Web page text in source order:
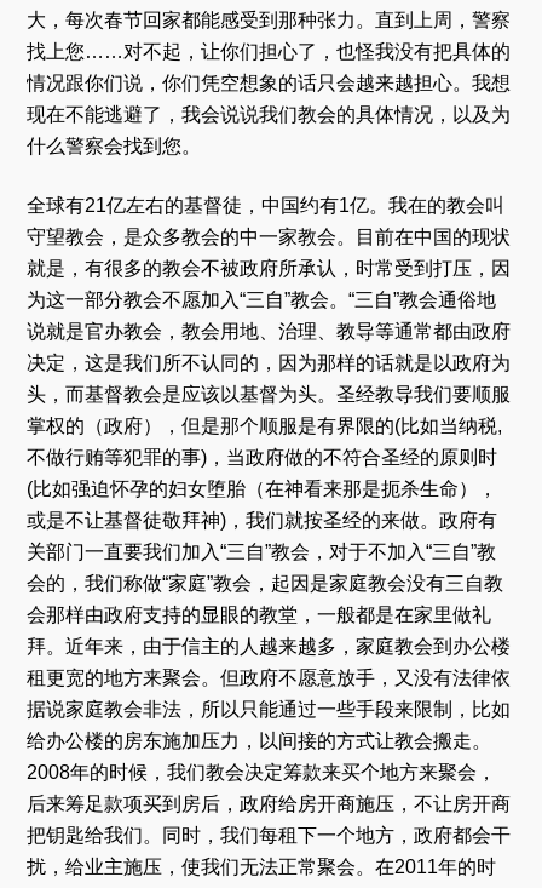
大，每次春节回家都能感受到那种张力。直到上周，警察
找上您……对不起，让你们担心了，也怪我没有把具体的
情况跟你们说，你们凭空想象的话只会越来越担心。我想
现在不能逃避了，我会说说我们教会的具体情况，以及为
什么警察会找到您。
全球有21亿左右的基督徒，中国约有1亿。我在的教会叫
守望教会，是众多教会的中一家教会。目前在中国的现状
就是，有很多的教会不被政府所承认，时常受到打压，因
为这一部分教会不愿加入“三自”教会。“三自”教会通俗地
说就是官办教会，教会用地、治理、教导等通常都由政府
决定，这是我们所不认同的，因为那样的话就是以政府为
头，而基督教会是应该以基督为头。圣经教导我们要顺服
掌权的（政府），但是那个顺服是有界限的(比如当纳税,
不做行贿等犯罪的事)，当政府做的不符合圣经的原则时
(比如强迫怀孕的妇女堕胎（在神看来那是扼杀生命），
或是不让基督徒敬拜神)，我们就按圣经的来做。政府有
关部门一直要我们加入“三自”教会，对于不加入“三自”教
会的，我们称做“家庭”教会，起因是家庭教会没有三自教
会那样由政府支持的显眼的教堂，一般都是在家里做礼
拜。近年来，由于信主的人越来越多，家庭教会到办公楼
租更宽的地方来聚会。但政府不愿意放手，又没有法律依
据说家庭教会非法，所以只能通过一些手段来限制，比如
给办公楼的房东施加压力，以间接的方式让教会搬走。
2008年的时候，我们教会决定筹款来买个地方来聚会，
后来筹足款项买到房后，政府给房开商施压，不让房开商
把钥匙给我们。同时，我们每租下一个地方，政府都会干
扰，给业主施压，使我们无法正常聚会。在2011年的时